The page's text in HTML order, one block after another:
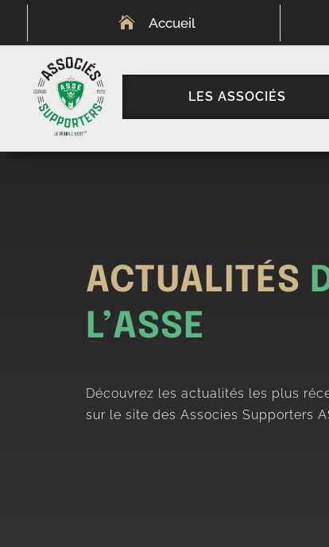
 Accueil
LES ASSOCIÉS
ACTUALITÉS
L’ASSE
Découvrez les actualités les plus
sur le site des Associes Supporters